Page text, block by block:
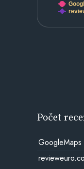
Počet
GoogleMaps